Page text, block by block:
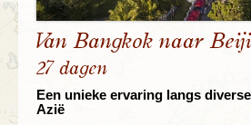
Van Bangkok naar
27 dagen
Een unieke ervaring langs
Azië